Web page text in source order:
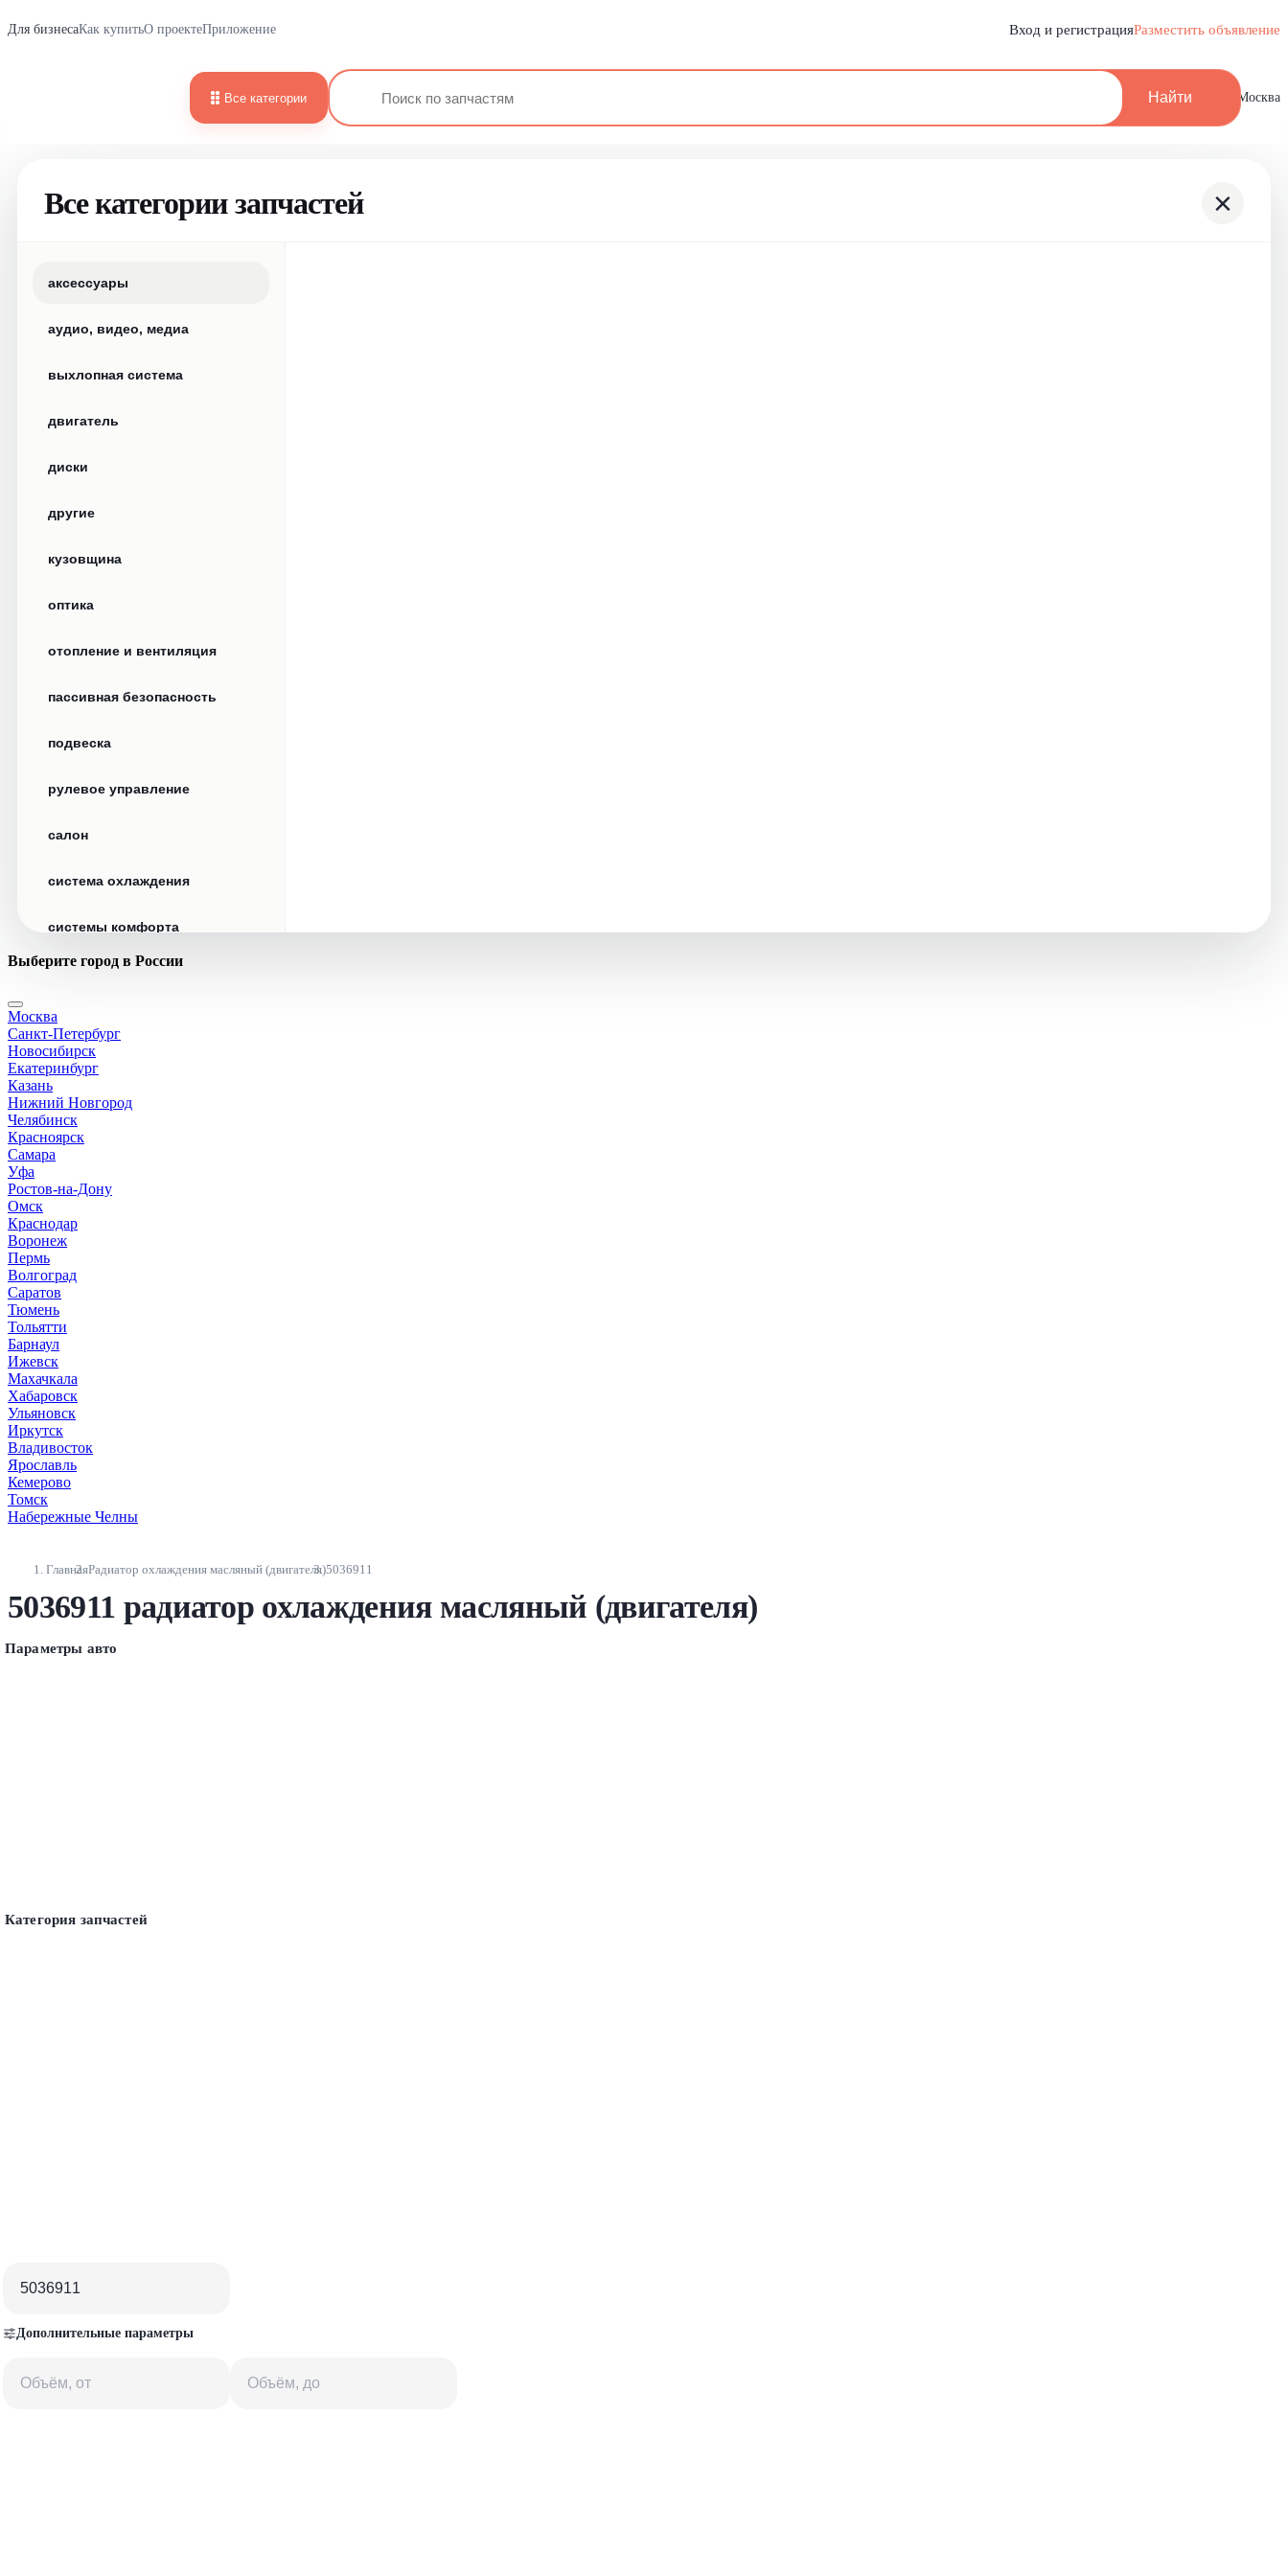
Для бизнесаКак купитьО проектеПриложение Вход и регистрацияРазместить объявление
Все категории Найти Москва
Все категории запчастей ×
аксессуары
аудио, видео, медиа
выхлопная система
двигатель
диски
другие
кузовщина
оптика
отопление и вентиляция
пассивная безопасность
подвеска
рулевое управление
салон
система охлаждения
системы комфорта
стекла
стеклоочистители
топливная система
тормозная система
трансмиссия
Выберите город в России
Москва
Санкт-Петербург
Новосибирск
Екатеринбург
Казань
Нижний Новгород
Челябинск
Красноярск
Самара
Уфа
Ростов-на-Дону
Омск
Краснодар
Воронеж
Пермь
Волгоград
Саратов
Тюмень
Тольятти
Барнаул
Ижевск
Махачкала
Хабаровск
Ульяновск
Иркутск
Владивосток
Ярославль
Кемерово
Томск
Набережные Челны
ГлавнаяРадиатор охлаждения масляный (двигателя)5036911
5036911 радиатор охлаждения масляный (двигателя)
Параметры авто
Категория запчастей
Дополнительные параметры